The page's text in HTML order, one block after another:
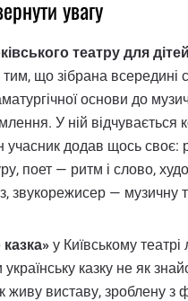
увагу
театру для
тим, що зібрана всередині
основи до
У ній відчувається
учасник додав щось своє:
поет — ритм і слово,
звукорежисер — музичну
у Київському
казку не як
живу виставу, зроблену з